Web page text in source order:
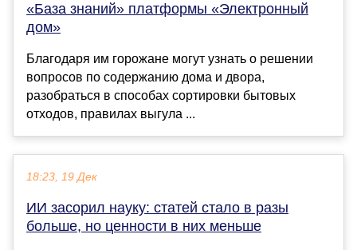
«База знаний» платформы «Электронный
дом»
Благодаря им горожане могут узнать о решении
вопросов по содержанию дома и двора,
разобраться в способах сортировки бытовых
отходов, правилах выгула ...
18:23, 19 Дек
ИИ засорил науку: статей стало в разы
больше, но ценности в них меньше